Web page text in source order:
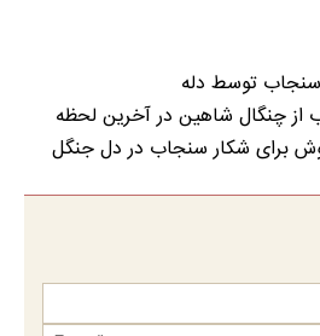
توسط دله
از چنگال شاهین در آخرین لحظه
برای شکار سنجاب در دل جنگل